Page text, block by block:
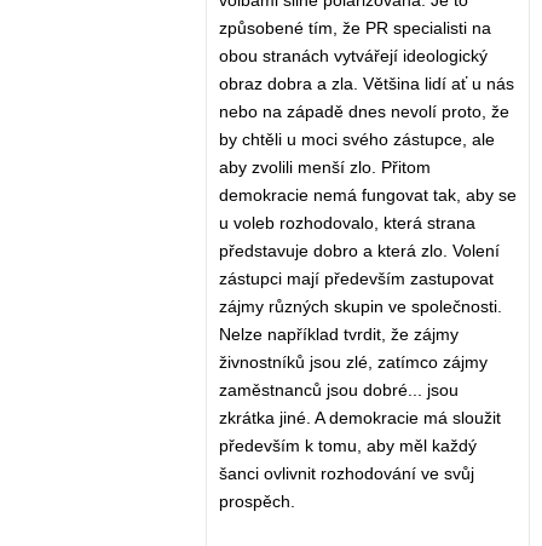
způsobené tím, že PR specialisti na
obou stranách vytvářejí ideologický
obraz dobra a zla. Většina lidí ať u nás
nebo na západě dnes nevolí proto, že
by chtěli u moci svého zástupce, ale
aby zvolili menší zlo. Přitom
demokracie nemá fungovat tak, aby se
u voleb rozhodovalo, která strana
představuje dobro a která zlo. Volení
zástupci mají především zastupovat
zájmy různých skupin ve společnosti.
Nelze například tvrdit, že zájmy
živnostníků jsou zlé, zatímco zájmy
zaměstnanců jsou dobré... jsou
zkrátka jiné. A demokracie má sloužit
především k tomu, aby měl každý
šanci ovlivnit rozhodování ve svůj
prospěch.